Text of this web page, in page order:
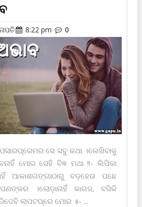
8:22 pm 0
ସେ ସବୁ କଥା ।ଲେଖିବାକୁ
ମୋର ସେହି ବିଜ୍ଞ ମଥା !!- ଲିପିକା
ଆକାଶଗଙ୍ଗାଠାରୁ ବଡ଼ହେଉ ପଛେ
।ଲୋଡ଼ାନାହିଁ କାଗଜ, ବସିକି
ଲାପଟପ୍‌ରେ ମୋର ॥- ...